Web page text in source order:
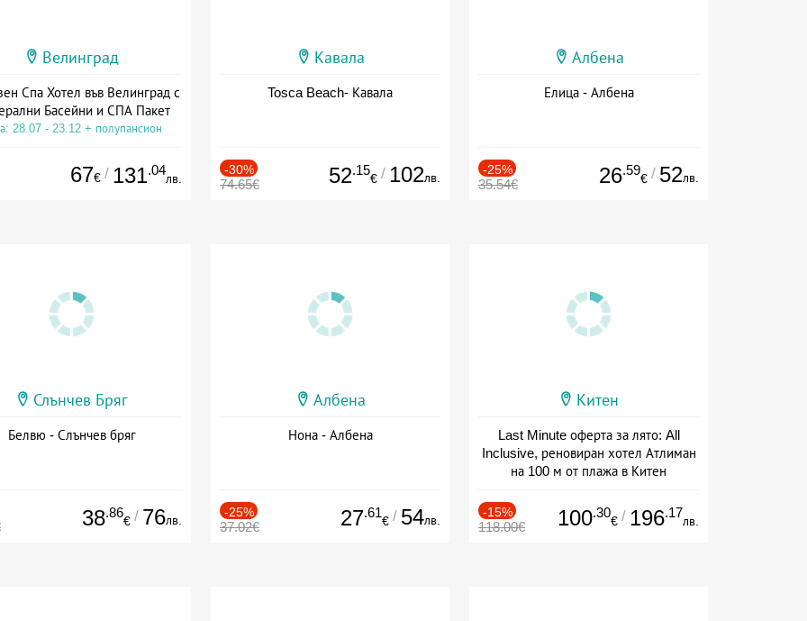
Велинград
Спа Хотел във Велинград с
Басейни и СПА Пакет
28.07 - 23.12 + полупансион
67€ / 131.04
лв.
Кавала
Tosca Beach- Кавала
-30%
74.65€ 52.15
€ / 102лв.
Албена
Елица - Албена
-25%
35.54€ 26.59
€ / 52лв.
Слънчев Бряг
Белвю - Слънчев бряг
38.86
€ / 76лв.
Албена
Нона - Албена
-25%
37.02€ 27.61
€ / 54лв.
Китен
Last Minute оферта за лято: All
Inclusive, реновиран хотел Атлиман
на 100 м от плажа в Китен
-15%
118.00€ 100.30
€ / 196.17
лв.